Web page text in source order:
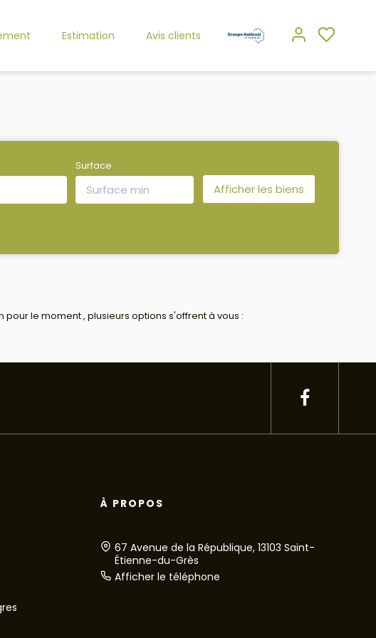
Estimation Avis clients
Surface
le moment , plusieurs options s'offrent à vous :
À PROPOS
67 Avenue de la République, 13103 Saint-
Étienne-du-Grès
Afficher le téléphone